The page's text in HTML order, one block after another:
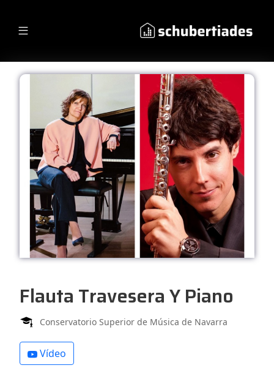
Flauta Travesera Y Piano
Conservatorio Superior de Música de Navarra
Vídeo